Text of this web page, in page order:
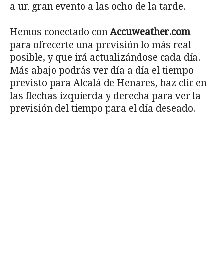
a un gran evento a las ocho de la tarde.
Hemos conectado con Accuweather.com
para ofrecerte una previsión lo más real
posible, y que irá actualizándose cada día.
Más abajo podrás ver día a día el tiempo
previsto para Alcalá de Henares, haz clic en
las flechas izquierda y derecha para ver la
previsión del tiempo para el día deseado.